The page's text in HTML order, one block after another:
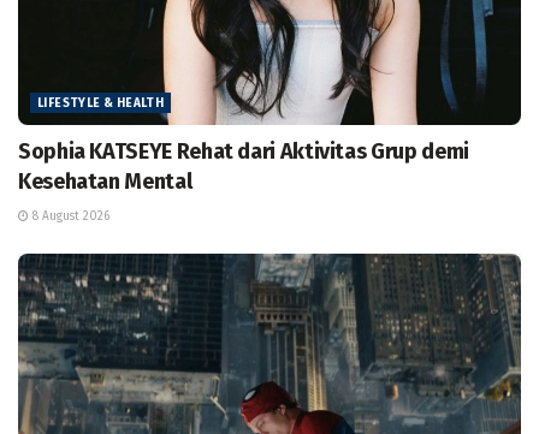
LIFESTYLE & HEALTH
Sophia KATSEYE Rehat dari Aktivitas Grup demi
Kesehatan Mental
8 August 2026